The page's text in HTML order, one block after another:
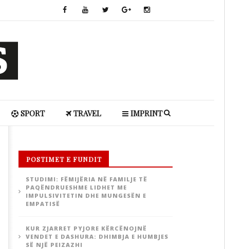
SPORT TRAVEL IMPRINT
POSTIMET E FUNDIT
STUDIMI: FËMIJËRIA NË FAMILJE TË
PAQËNDRUESHME LIDHET ME
IMPULSIVITETIN DHE MUNGESËN E
EMPATISË
KUR ZJARRET PYJORE KËRCËNOJNË
VENDET E DASHURA: DHIMBJA E HUMBJES
SË NJË PEIZAZHI